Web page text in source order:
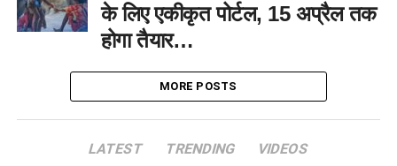
के लिए एकीकृत पोर्टल, 15 अप्रैल तक
होगा तैयार…
MORE POSTS
LATEST TRENDING VIDEOS